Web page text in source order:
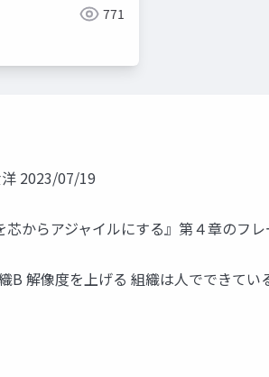
771
2023/07/19
からアジャイルにする』第４章のフレ
B 解像度を上げる 組織は人でできてい